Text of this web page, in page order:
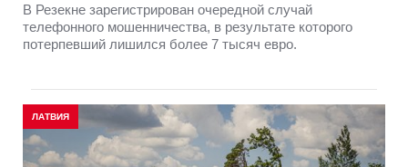
В Резекне зарегистрирован очередной случай
телефонного мошенничества, в результате которого
потерпевший лишился более 7 тысяч евро.
ЛАТВИЯ